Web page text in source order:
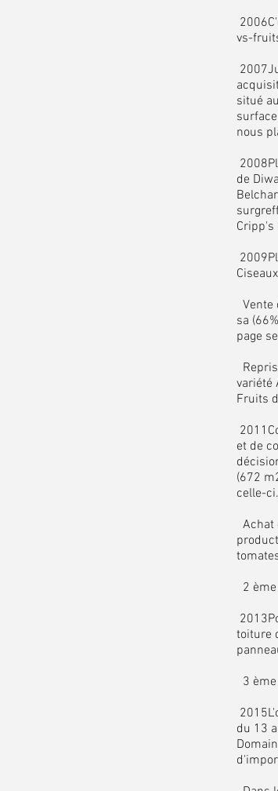
vs-
situé
nous
de
Cripp's
sa
page
variété
Fruits
et de
(672
celle-ci.
Achat
2
toiture
3
du 13